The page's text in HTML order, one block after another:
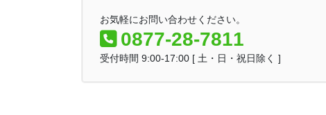
お気軽にお問い合わせください。
0877-28-7811
受付時間 9:00-17:00 [ 土・日・祝日除く ]